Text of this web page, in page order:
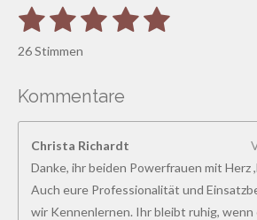
B
w
r
t
1
S
e
r
n
2
S
e
r
n
e
3
S
e
r
n
e
4
e
r
n
e
5
r
n
e
b
s
e
n
26 Stimmen
Kommentare
Christa Richardt
Danke, ihr beiden Powerfrauen mit Herz
Auch eure Professionalität und
wir Kennenlernen. Ihr bleibt ruhig,